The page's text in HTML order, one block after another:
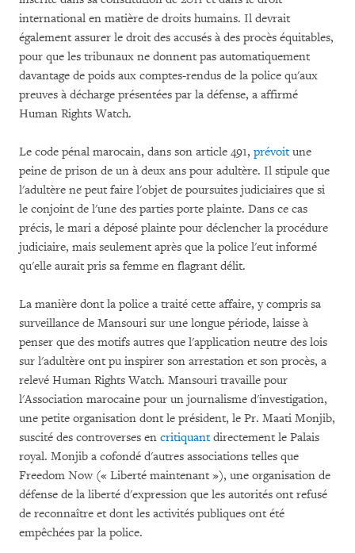
international en matière de droits humains. Il devrait
également assurer le droit des accusés à des procès équitables,
pour que les tribunaux ne donnent pas automatiquement
davantage de poids aux comptes-rendus de la police qu'aux
preuves à décharge présentées par la défense, a affirmé
Human Rights Watch.
Le code pénal marocain, dans son article 491, prévoitune
peine de prison de un à deux ans pour adultère. Il stipule que
l'adultère ne peut faire l'objet de poursuites judiciaires que si
le conjoint de l'une des parties porte plainte. Dans ce cas
précis, le mari a déposé plainte pour déclencher la procédure
judiciaire, mais seulement après que la police l'eut informé
qu'elle aurait pris sa femme en flagrant délit.
La manière dont la police a traité cette affaire, y compris sa
surveillance de Mansouri sur une longue période, laisse à
penser que des motifs autres que l'application neutre des lois
sur l'adultère ont pu inspirer son arrestation et son procès, a
relevé Human Rights Watch. Mansouri travaille pour
l'Association marocaine pour un journalisme d'investigation,
une petite organisation dont le président, le Pr. Maati Monjib,
suscité des controverses en critiquantdirectement le Palais
royal. Monjib a cofondé d'autres associations telles que
Freedom Now (« Liberté maintenant »), une organisation de
défense de la liberté d'expression que les autorités ont refusé
de reconnaître et dont les activités publiques ont été
empêchées par la police.